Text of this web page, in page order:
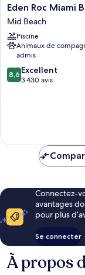
Eden
Roc
Miami
Beach
Mid
Beach
Eden Roc Miami
Mid Beach
Piscine
Animaux de
admis
8.6
sur
8,6 Excellent
3 430 avis
Connectez-
avantages
pour plus
Se connecter
À propos